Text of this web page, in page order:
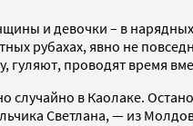
и девочки – в
рубахах, явно не
гуляют, проводят время
в Каолаке.
Светлана, — из